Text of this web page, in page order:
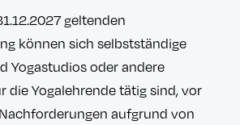
geltenden
können sich selbstständige
Yogastudios oder andere
die Yogalehrende tätig sind, vor
aufgrund von